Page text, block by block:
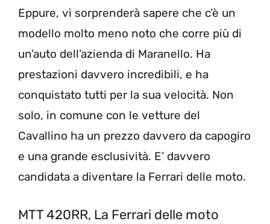
Eppure, vi sorprenderà sapere che c’è un
modello molto meno noto che corre più di
un’auto dell’azienda di Maranello. Ha
prestazioni davvero incredibili, e ha
conquistato tutti per la sua velocità. Non
solo, in comune con le vetture del
Cavallino ha un prezzo davvero da capogiro
e una grande esclusività. E’ davvero
candidata a diventare la Ferrari delle moto.
MTT 420RR, La Ferrari delle moto